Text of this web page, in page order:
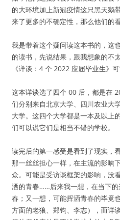
的大环境加上新冠疫情这只黑天鹅
来了更多的不确定性，那么他们的
我是带着这个疑问读这本书的，这
的读书，先说结果，跟我想象的不
《详谈：4 个 2022 应届毕业生》可
这本详谈选了四个 00 后，都是在
们分别来自北京大学、四川农业大
大学。这四个大学都是一本及以上
们可以说它们是相当不错的学校。
读完后的第一感受是看到了现实，
那一丝丝担心一样，在主流的影响
众。可能是受访谈框架的影响，没
洒的青春……后来我一想，在当下
春；又一想，可能挥洒青春的毕竟
方面的老狼、郑钧、李志），而详